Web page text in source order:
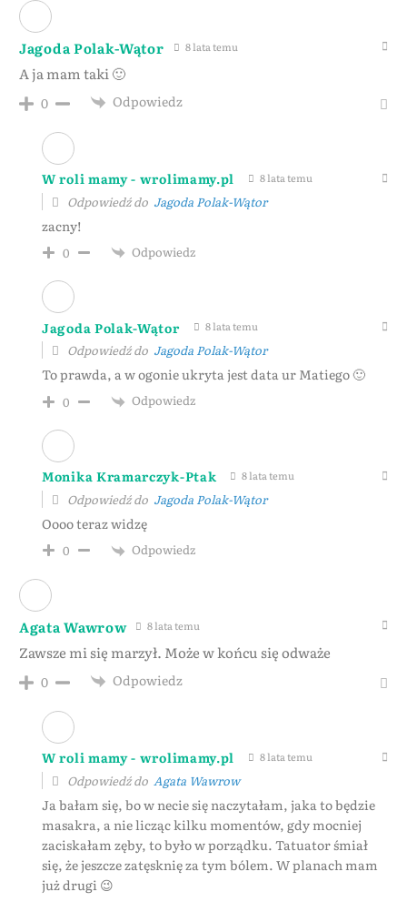
Jagoda Polak-Wątor 8 lata temu
A ja mam taki 🙂
0 Odpowiedz
W roli mamy - wrolimamy.pl 8 lata temu
Odpowiedź do Jagoda Polak-Wątor
zacny!
0 Odpowiedz
Jagoda Polak-Wątor 8 lata temu
Odpowiedź do Jagoda Polak-Wątor
To prawda, a w ogonie ukryta jest data ur Matiego 🙂
0 Odpowiedz
Monika Kramarczyk-Ptak 8 lata temu
Odpowiedź do Jagoda Polak-Wątor
Oooo teraz widzę
0 Odpowiedz
Agata Wawrow 8 lata temu
Zawsze mi się marzył. Może w końcu się odważe
0 Odpowiedz
W roli mamy - wrolimamy.pl 8 lata temu
Odpowiedź do Agata Wawrow
Ja bałam się, bo w necie się naczytałam, jaka to będzie
masakra, a nie licząc kilku momentów, gdy mocniej
zaciskałam zęby, to było w porządku. Tatuator śmiał
się, że jeszcze zatęsknię za tym bólem. W planach mam
już drugi 😉